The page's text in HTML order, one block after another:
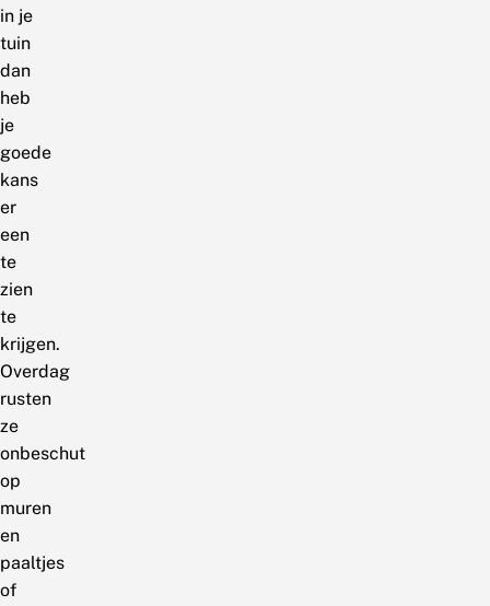
in je
tuin
dan
heb
je
goede
kans
er
een
te
zien
te
krijgen.
Overdag
rusten
ze
onbeschut
op
muren
en
paaltjes
of